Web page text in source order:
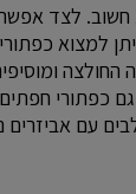
לצד
למצוא
כפתורי
עם אביזרים